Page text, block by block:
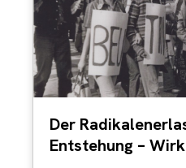
Der
Entstehung –